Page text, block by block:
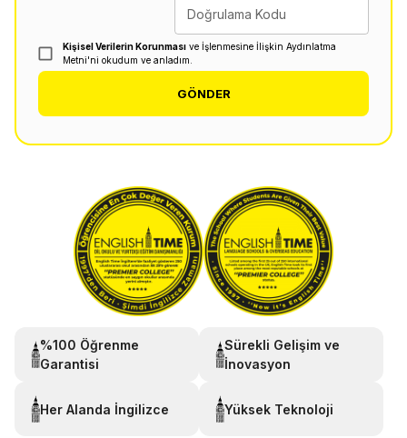
Doğrulama Kodu
Kişisel Verilerin Korunması ve İşlenmesine İlişkin Aydınlatma
Metni'ni okudum ve anladım.
GÖNDER
%100 Öğrenme
Garantisi
Sürekli Gelişim ve
İnovasyon
Her Alanda İngilizce Yüksek Teknoloji